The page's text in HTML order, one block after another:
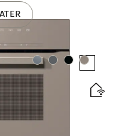
Farbe:Farbe:Farbe:Farbe: